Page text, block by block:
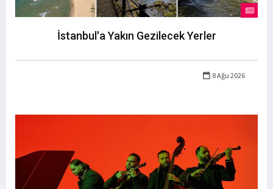
İstanbul'a Yakın Gezilecek Yerler
8 Ağu 2026